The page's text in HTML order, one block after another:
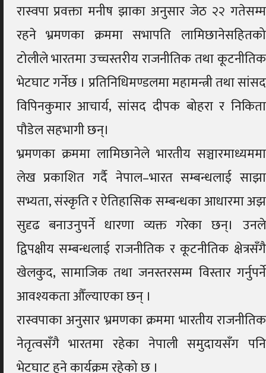
रास्वपा प्रवक्ता मनीष झाका अनुसार जेठ २२ गतेसम्म
रहने भ्रमणका क्रममा सभापति लामिछानेसहितको
टोलीले भारतमा उच्चस्तरीय राजनीतिक तथा कूटनीतिक
भेटघाट गर्नेछ । प्रतिनिधिमण्डलमा महामन्त्री तथा सांसद
विपिनकुमार आचार्य, सांसद दीपक बोहरा र निकिता
पौडेल सहभागी छन्।
भ्रमणका क्रममा लामिछानेले भारतीय सञ्चारमाध्यममा
लेख प्रकाशित गर्दै नेपाल–भारत सम्बन्धलाई साझा
सभ्यता, संस्कृति र ऐतिहासिक सम्बन्धका आधारमा अझ
सुदृढ बनाउनुपर्ने धारणा व्यक्त गरेका छन्। उनले
द्विपक्षीय सम्बन्धलाई राजनीतिक र कूटनीतिक क्षेत्रसँगै
खेलकुद, सामाजिक तथा जनस्तरसम्म विस्तार गर्नुपर्ने
आवश्यकता औँल्याएका छन् ।
रास्वपाका अनुसार भ्रमणका क्रममा भारतीय राजनीतिक
नेतृत्वसँगै भारतमा रहेका नेपाली समुदायसँग पनि
भेटघाट हुने कार्यक्रम रहेको छ ।